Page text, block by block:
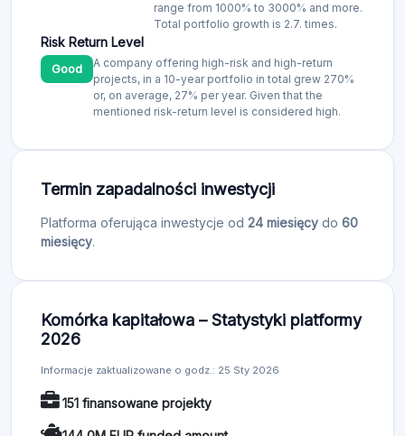
range from 1000% to 3000% and more.
Total portfolio growth is 2.7. times.
Risk Return Level
Good
A company offering high-risk and high-return
projects, in a 10-year portfolio in total grew 270%
or, on average, 27% per year. Given that the
mentioned risk-return level is considered high.
Termin zapadalności inwestycji
Platforma oferująca inwestycje od 24 miesięcy do 60
miesięcy.
Komórka kapitałowa – Statystyki platformy
2026
Informacje zaktualizowane o godz.: 25 Sty 2026
151 finansowane projekty